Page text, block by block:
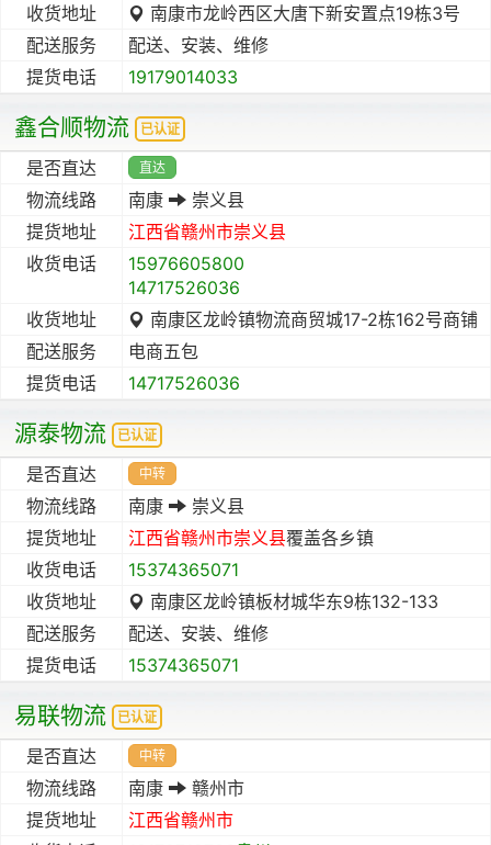
收货地址
南康市龙岭西区大唐下新安置点19栋3号
配送服务
配送、安装、维修
提货电话
19179014033
鑫合顺物流 已认证
是否直达 直达
物流线路 南康
崇义县
提货地址
江西省赣州市崇义县
收货电话
15976605800
14717526036
收货地址
南康区龙岭镇物流商贸城17-2栋162号商铺
配送服务
电商五包
提货电话
14717526036
源泰物流 已认证
是否直达 中转
物流线路 南康
崇义县
提货地址
江西省赣州市崇义县覆盖各乡镇
收货电话
15374365071
收货地址
南康区龙岭镇板材城华东9栋132-133
配送服务
配送、安装、维修
提货电话
15374365071
易联物流 已认证
是否直达 中转
物流线路 南康
赣州市
提货地址
江西省赣州市